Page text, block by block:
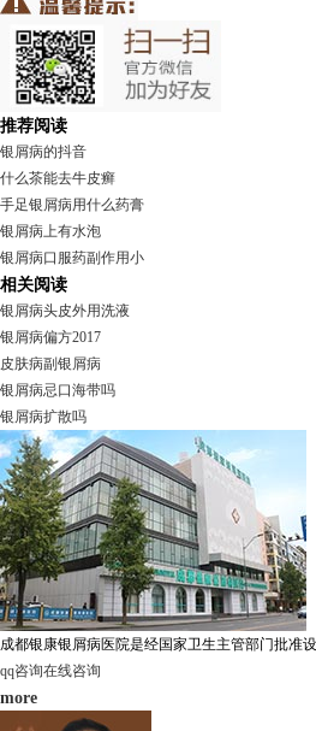
推荐阅读
银屑病的抖音
什么茶能去牛皮癣
手足银屑病用什么药膏
银屑病上有水泡
银屑病口服药副作用小
相关阅读
银屑病头皮外用洗液
银屑病偏方2017
皮肤病副银屑病
银屑病忌口海带吗
银屑病扩散吗
成都银康银屑病医院是经国家卫生主管部门批准
qq咨询在线咨询
more